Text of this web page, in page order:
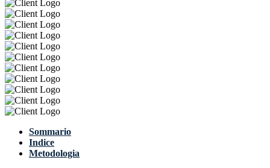
Sommario
Indice
Metodologia